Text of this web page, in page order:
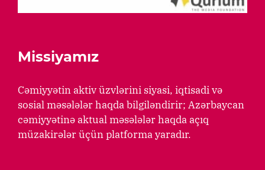
Missiyamız
Cəmiyyətin aktiv üzvlərini siyasi, iqtisadi və
sosial məsələlər haqda bilgiləndirir; Azərbaycan
cəmiyyətinə aktual məsələlər haqda açıq
müzakirələr üçün platforma yaradır.